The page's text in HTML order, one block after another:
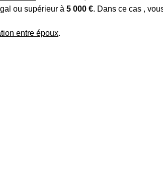
ou supérieur à 5 000 €. Dans ce cas ,
entre époux.